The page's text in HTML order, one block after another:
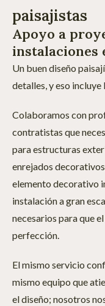
paisajistas
Apoyo a
instalaciones
Un buen diseño
detalles, y eso
Colaboramos con
contratistas que
para estructuras
enrejados
elemento decorativo
instalación a gran
necesarios para que
perfección.
El mismo servicio
mismo equipo que
el diseño; nosotros